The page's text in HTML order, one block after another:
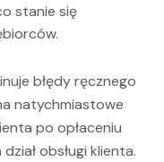
stanie się
błędy ręcznego
natychmiastowe
po opłaceniu
obsługi klienta.